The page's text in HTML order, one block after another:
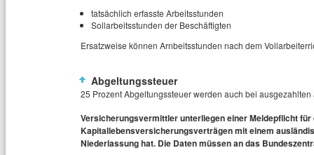
tatsächlich erfasste Arbeitsstunden
Sollarbeitsstunden der Beschäftigten
Ersatzweise können Arnbeitsstunden nach dem
Abgeltungssteuer
25 Prozent Abgeltungssteuer werden auch bei
Versicherungsvermittler unterliegen einer Meldepflicht für
Kapitallebensversicherungsverträgen mit einem
Niederlassung hat. Die Daten müssen an das